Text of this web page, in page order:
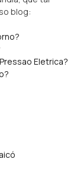
blog:
Eletrica?